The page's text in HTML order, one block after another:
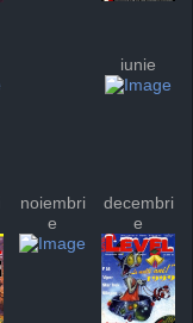
iunie
noiembri
e
decembri
e